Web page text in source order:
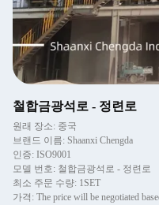
철합금광석로 - 정련로
원래 장소: 중국
브랜드 이름: Shaanxi Chengda
인증: ISO9001
모델 번호: 철합금광석로 - 정련로
최소 주문 수량: 1SET